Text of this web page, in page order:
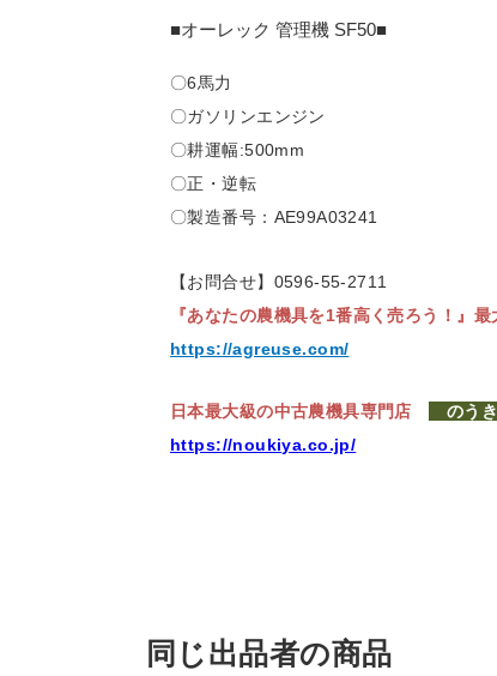
■オーレック 管理機 SF50■
〇6馬力
〇ガソリンエンジン
〇耕運幅:500mm
〇正・逆転
〇製造番号：AE99A03241
【お問合せ】0596-55-2711
『あなたの農機具を1番高く売ろう！』 最
https://agreuse.com/
日本最大級の中古農機具専門店
のう
https://noukiya.co.jp/
同じ出品者の商品